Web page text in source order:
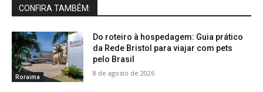
CONFIRA TAMBÉM:
Roraima
Do roteiro à hospedagem: Guia prático
da Rede Bristol para viajar com pets
pelo Brasil
8 de agosto de 2026